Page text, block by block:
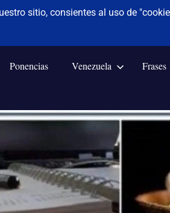
Ponencias Venezuela Frases